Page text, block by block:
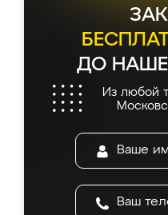
ДО
Из любой